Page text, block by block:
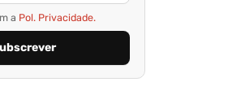
a Pol. Privacidade.